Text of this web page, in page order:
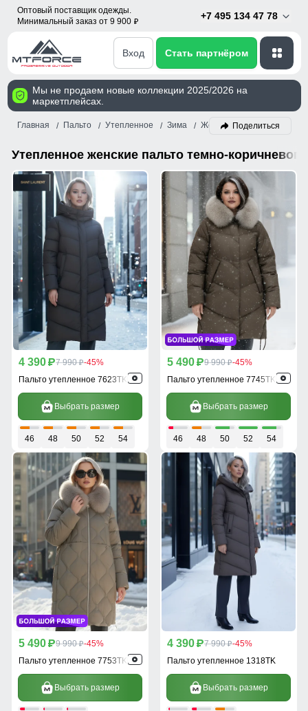
Оптовый поставщик одежды.
Минимальный заказ от 9 900 p
+7 495 134 47 78
Вход Стать партнёром
Мы не продаем новые коллекции 2025/2026 на
маркетплейсах.
Главная Пальто Утепленное Зима Женский Темно-
Поделиться
Утепленное женские пальто темно-
4 390 p7 990 p-45%
Пальто утепленное 7623TK
Выбрать размер
46 48 50 52 54
5 490 p9 990 p-45%
Пальто утепленное 7745TK
Выбрать размер
46 48 50 52 54
5 490 p9 990 p-45%
Пальто утепленное 7753TK
Выбрать размер
4 390 p7 990 p-45%
Пальто утепленное 1318TK
Выбрать размер